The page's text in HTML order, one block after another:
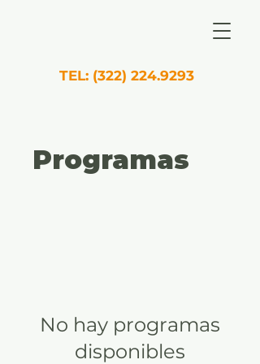
TEL: (322) 224.9293
Programas
No hay programas
disponibles